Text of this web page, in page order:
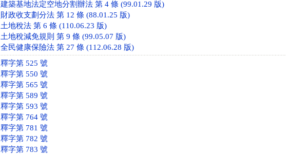
建築基地法定空地分割辦法 第 4 條 (99.01.29 版)
財政收支劃分法 第 12 條 (88.01.25 版)
土地稅法 第 6 條 (110.06.23 版)
土地稅減免規則 第 9 條 (99.05.07 版)
全民健康保險法 第 27 條 (112.06.28 版)
釋字第 525 號
釋字第 550 號
釋字第 565 號
釋字第 589 號
釋字第 593 號
釋字第 764 號
釋字第 781 號
釋字第 782 號
釋字第 783 號